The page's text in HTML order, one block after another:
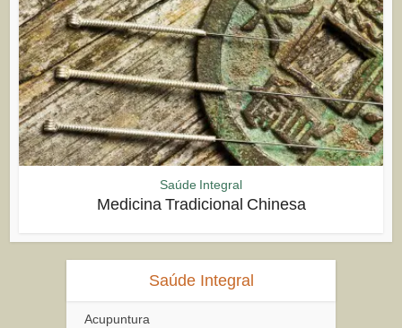
Saúde Integral
Medicina Tradicional Chinesa
Saúde Integral
Acupuntura